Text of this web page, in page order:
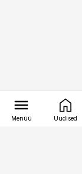
Menüü Uudised